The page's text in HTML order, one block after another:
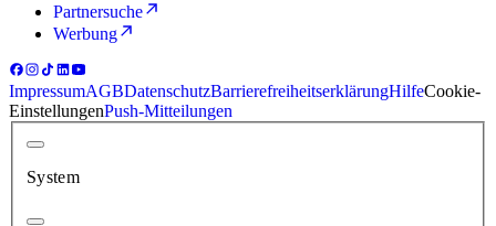
Partnersuche
Werbung
ImpressumAGBDatenschutzBarrierefreiheitserklärungHilfeCookie-
EinstellungenPush-Mitteilungen
System